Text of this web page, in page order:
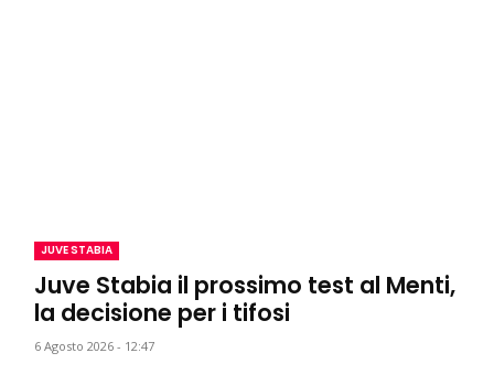
JUVE STABIA
Juve Stabia il prossimo test al Menti,
la decisione per i tifosi
6 Agosto 2026 - 12:47